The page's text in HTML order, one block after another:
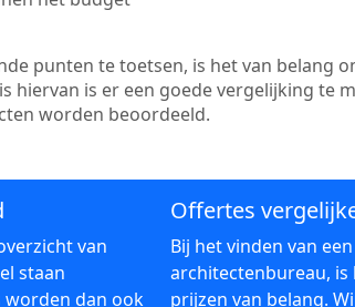
punten te toetsen, is het van belang
hiervan is er een goede vergelijking te
worden beoordeeld.
van
staan
worden dan ook
Offertes
Bij het vinden van
architectenbureau, is
prijzen van belang.